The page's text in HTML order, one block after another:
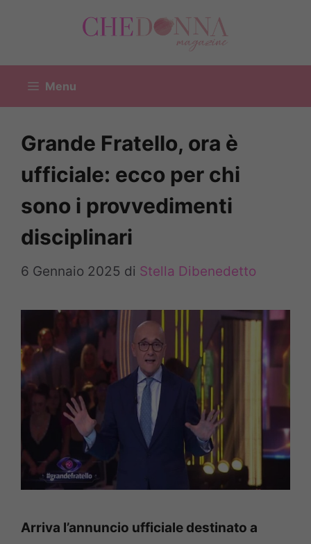
Menu
Grande Fratello, ora è
ufficiale: ecco per chi
sono i provvedimenti
disciplinari
6 Gennaio 2025 di Stella Dibenedetto
Arriva l’annuncio ufficiale destinato a